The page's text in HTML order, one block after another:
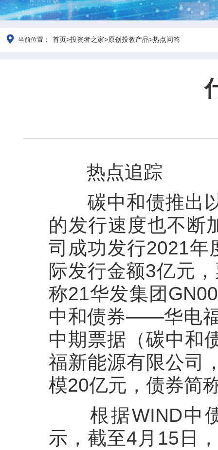
当前位置： 首页>投资者之家>原创投教产品>热点问答
热点追踪
碳中和债推出
的发行速度也不断
司成功发行2021年
际发行金额3亿元
称21华发集团
中和债券——华电
中期票据（碳中和
福新能源有限公司
模20亿元，债券简
根据WIND中
示，截至4 月 15 日，